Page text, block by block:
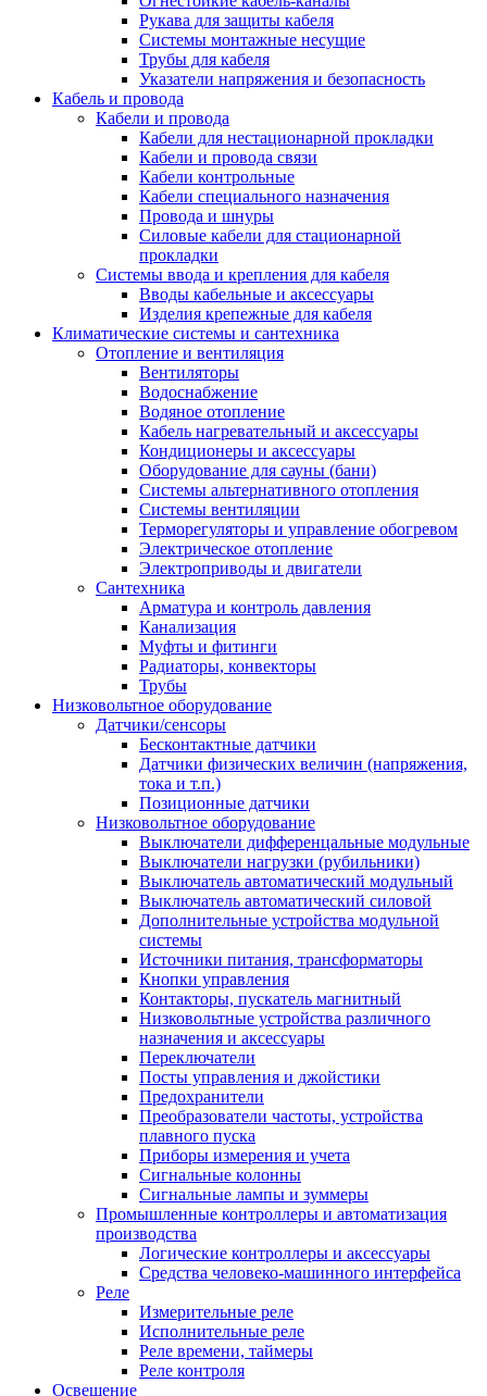
Рукава для защиты кабеля
Системы монтажные несущие
Трубы для кабеля
Указатели напряжения и безопасность
Кабель и провода
Кабели и провода
Кабели для нестационарной прокладки
Кабели и провода связи
Кабели контрольные
Кабели специального назначения
Провода и шнуры
Силовые кабели для стационарной
прокладки
Системы ввода и крепления для кабеля
Вводы кабельные и аксессуары
Изделия крепежные для кабеля
Климатические системы и сантехника
Отопление и вентиляция
Вентиляторы
Водоснабжение
Водяное отопление
Кабель нагревательный и аксессуары
Кондиционеры и аксессуары
Оборудование для сауны (бани)
Системы альтернативного отопления
Системы вентиляции
Терморегуляторы и управление обогревом
Электрическое отопление
Электроприводы и двигатели
Сантехника
Арматура и контроль давления
Канализация
Муфты и фитинги
Радиаторы, конвекторы
Трубы
Низковольтное оборудование
Датчики/сенсоры
Бесконтактные датчики
Датчики физических величин (напряжения,
тока и т.п.)
Позиционные датчики
Низковольтное оборудование
Выключатели дифференцальные модульные
Выключатели нагрузки (рубильники)
Выключатель автоматический модульный
Выключатель автоматический силовой
Дополнительные устройства модульной
системы
Источники питания, трансформаторы
Кнопки управления
Контакторы, пускатель магнитный
Низковольтные устройства различного
назначения и аксессуары
Переключатели
Посты управления и джойстики
Предохранители
Преобразователи частоты, устройства
плавного пуска
Приборы измерения и учета
Сигнальные колонны
Сигнальные лампы и зуммеры
Промышленные контроллеры и автоматизация
производства
Логические контроллеры и аксессуары
Средства человеко-машинного интерфейса
Реле
Измерительные реле
Исполнительные реле
Реле времени, таймеры
Реле контроля
Освещение